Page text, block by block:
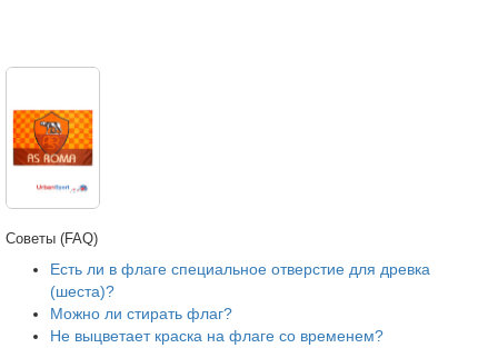
Советы (FAQ)
Есть ли в флаге специальное отверстие для древка
(шеста)?
Можно ли стирать флаг?
Не выцветает краска на флаге со временем?